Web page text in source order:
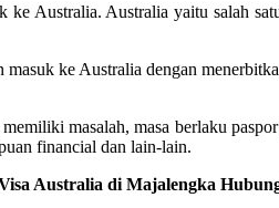
Australia. Australia yaitu salah
ke Australia dengan
masalah, masa berlaku
financial dan lain-lain.
Australia di Majalengka